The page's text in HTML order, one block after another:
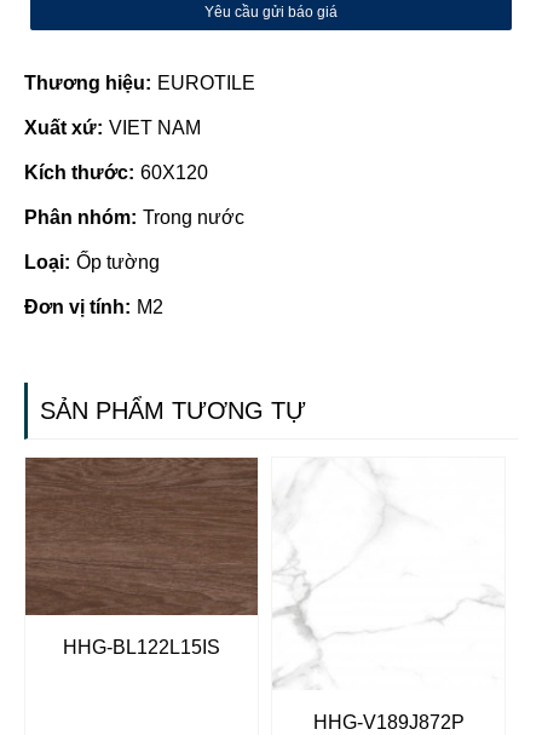
Yêu cầu gửi báo giá
Thương hiệu: EUROTILE
Xuất xứ: VIET NAM
Kích thước: 60X120
Phân nhóm: Trong nước
Loại: Ốp tường
Đơn vị tính: M2
SẢN PHẨM TƯƠNG TỰ
HHG-BL122L15IS
HHG-V189J872P